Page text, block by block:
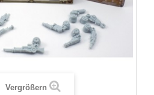
Vergrößern